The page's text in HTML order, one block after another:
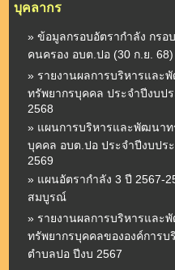
บุคลากร
» ข้อมูลกรอบอัตรากำลัง กรอ
คนครอง อบต.ปอ (30 ก.ย. 68)
» รายงานผลการบริหารและ
ทรัพยากรบุคคล ประจำปีงบป
2568
» แผนการบริหารและพัฒนาท
บุคคล อบต.ปอ ประจำปีงบปร
2569
» แผนอัตรากำลัง 3 ปี 2567-
สมบูรณ์
» รายงานผลการบริหารและ
ทรัพยากรบุคคลขององค์การบ
ตำบลปอ ปีงบ 2567